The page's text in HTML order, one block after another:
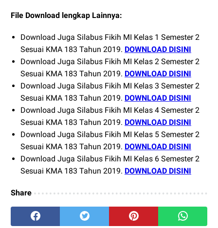
File Download lengkap Lainnya:
Download Juga Silabus Fikih MI Kelas 1 Semester 2
Sesuai KMA 183 Tahun 2019. DOWNLOAD DISINI
Download Juga Silabus Fikih MI Kelas 2 Semester 2
Sesuai KMA 183 Tahun 2019. DOWNLOAD DISINI
Download Juga Silabus Fikih MI Kelas 3 Semester 2
Sesuai KMA 183 Tahun 2019. DOWNLOAD DISINI
Download Juga Silabus Fikih MI Kelas 4 Semester 2
Sesuai KMA 183 Tahun 2019. DOWNLOAD DISINI
Download Juga Silabus Fikih MI Kelas 5 Semester 2
Sesuai KMA 183 Tahun 2019. DOWNLOAD DISINI
Download Juga Silabus Fikih MI Kelas 6 Semester 2
Sesuai KMA 183 Tahun 2019. DOWNLOAD DISINI
Share